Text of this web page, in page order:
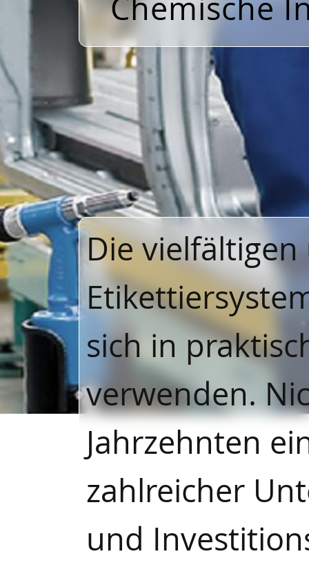
Chemische
Die
sich in
verwenden.
Jahrzehnten
zahlreicher
und